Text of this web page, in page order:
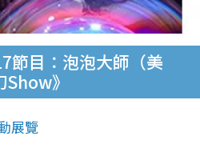
節目：泡泡大師（美
》
展覽